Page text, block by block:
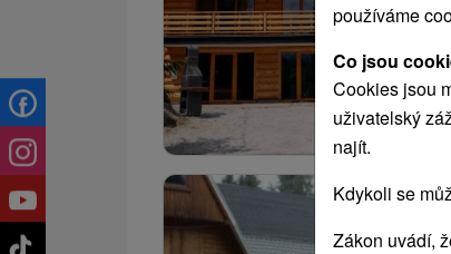
používáme
Co jsou
Cookies jsou
uživatelský
najít.
Kdykoli se
Zákon uvádí,